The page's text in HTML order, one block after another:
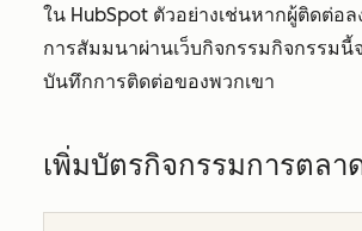
ใน HubSpot ตัวอย่างเช่นหากผู้ติดต่อ
การสัมมนาผ่านเว็บกิจกรรมกิจกรรมนี้
บันทึกการติดต่อของพวกเขา
เพิ่มบัตรกิจกรรมการตลา